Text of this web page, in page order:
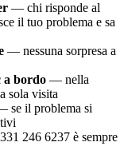
— chi risponde al
il tuo problema e sa
— nessuna sorpresa a
a bordo — nella
sola visita
se il problema si
246 6237 è sempre